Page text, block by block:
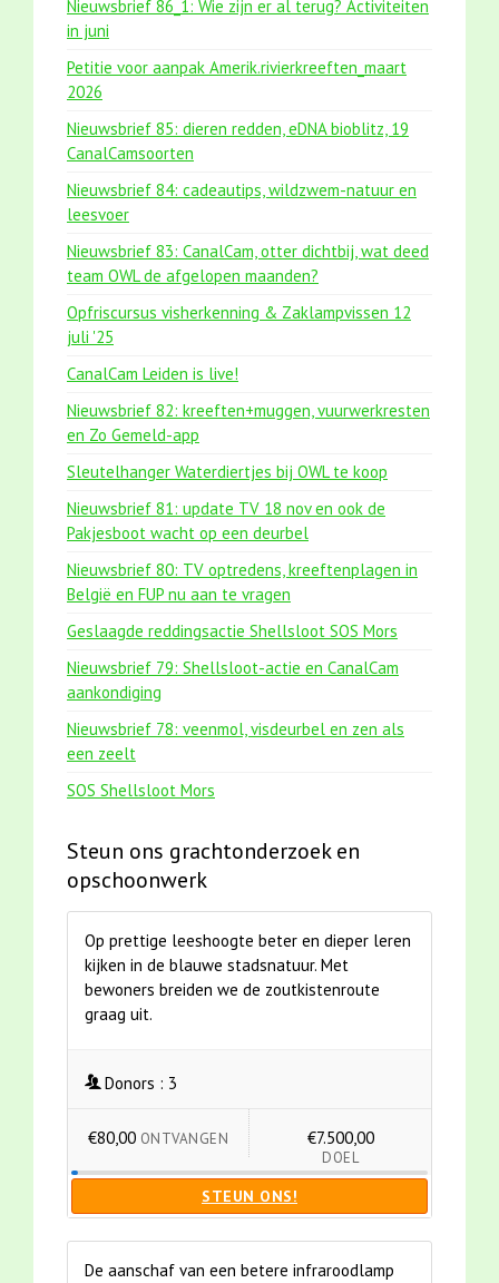
Nieuwsbrief 86_1: Wie zijn er al terug? Activiteiten
in juni
Petitie voor aanpak Amerik.rivierkreeften_maart
2026
Nieuwsbrief 85: dieren redden, eDNA bioblitz, 19
CanalCamsoorten
Nieuwsbrief 84: cadeautips, wildzwem-natuur en
leesvoer
Nieuwsbrief 83: CanalCam, otter dichtbij, wat deed
team OWL de afgelopen maanden?
Opfriscursus visherkenning & Zaklampvissen 12
juli '25
CanalCam Leiden is live!
Nieuwsbrief 82: kreeften+muggen, vuurwerkresten
en Zo Gemeld-app
Sleutelhanger Waterdiertjes bij OWL te koop
Nieuwsbrief 81: update TV 18 nov en ook de
Pakjesboot wacht op een deurbel
Nieuwsbrief 80: TV optredens, kreeftenplagen in
België en FUP nu aan te vragen
Geslaagde reddingsactie Shellsloot SOS Mors
Nieuwsbrief 79: Shellsloot-actie en CanalCam
aankondiging
Nieuwsbrief 78: veenmol, visdeurbel en zen als
een zeelt
SOS Shellsloot Mors
Steun ons grachtonderzoek en
opschoonwerk
Op prettige leeshoogte beter en dieper leren
kijken in de blauwe stadsnatuur. Met
bewoners breiden we de zoutkistenroute
graag uit.
Donors : 3
€80,00 ONTVANGEN €7.500,00
DOEL
STEUN ONS!
De aanschaf van een betere infraroodlamp